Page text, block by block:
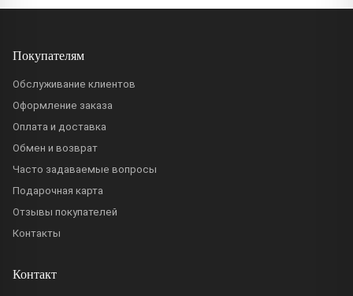
Покупателям
Обслуживание клиентов
Оформление заказа
Оплата и доставка
Обмен и возврат
Часто задаваемые вопросы
Подарочная карта
Отзывы покупателей
Контакты
Контакт